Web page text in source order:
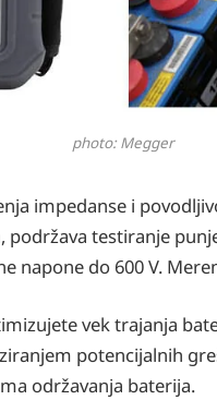
photo: Megger
impedanse i
testiranje
napone do 600 V.
vek trajanja
potencijalnih
održavanja baterija.